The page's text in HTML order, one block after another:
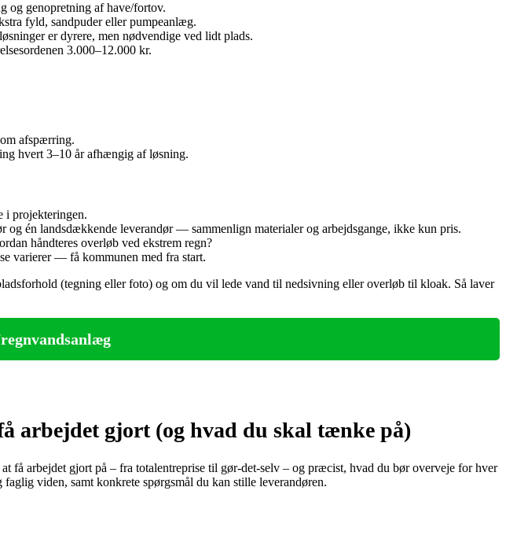
og genopretning af have/fortov.
fyld, sandpuder eller pumpeanlæg.
er dyrere, men nødvendige ved lidt plads.
3.000–12.000 kr.
afspærring.
hvert 3–10 år afhængig af løsning.
i projekteringen.
én landsdækkende leverandør — sammenlign materialer og arbejdsgange, ikke kun pris.
håndteres overløb ved ekstrem regn?
varierer — få kommunen med fra start.
(tegning eller foto) og om du vil lede vand til nedsivning eller overløb til kloak. Så laver
arbejdet gjort (og hvad du skal tænke på)
få arbejdet gjort på – fra totalentreprise til gør‑det‑selv – og præcist, hvad du bør overveje for hver
viden, samt konkrete spørgsmål du kan stille leverandøren.